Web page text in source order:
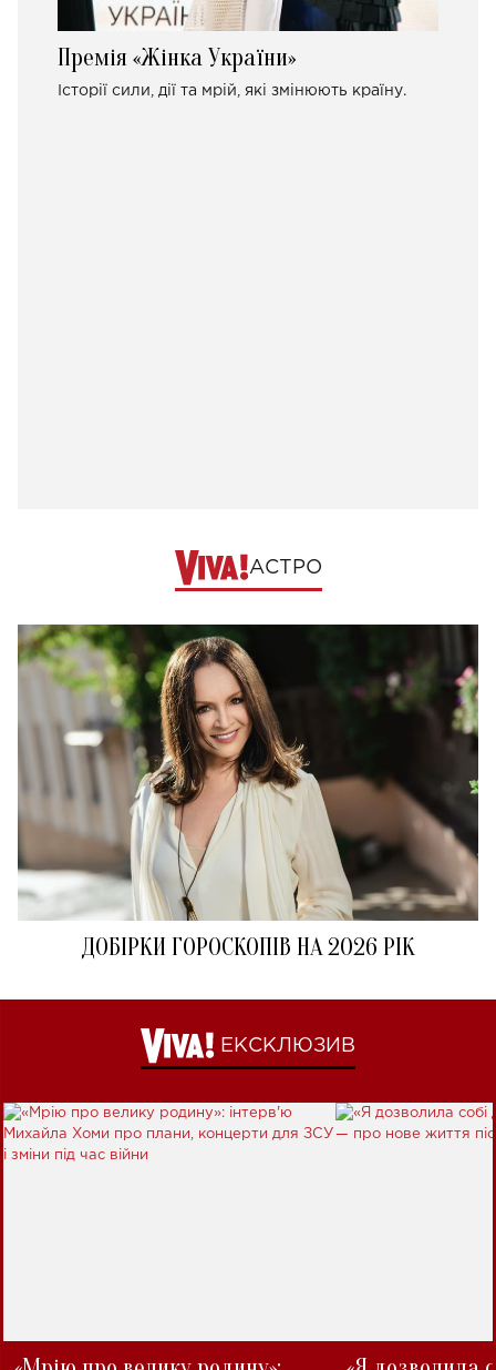
Премія «Жінка України»
Історії сили, дії та мрій, які змінюють країну.
АСТРО
ДОБІРКИ ГОРОСКОПІВ НА 2026 РІК
ЕКСКЛЮЗИВ